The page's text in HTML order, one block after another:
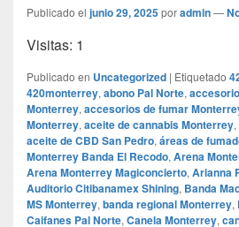
Publicado el junio 29, 2025poradmin—
Visitas: 1
Publicado en Uncategorized | Etiquetado
420monterrey, abono Pal Norte,
Monterrey, accesorios de fumar
Monterrey, aceite de cannabis Monterrey,
aceite de CBD San Pedro, áreas de
Monterrey Banda El Recodo, Arena
Arena Monterrey Magiconcierto, Arianna
Auditorio Citibanamex Shining, Banda
MS Monterrey, banda regional Monterrey,
Caifanes Pal Norte, Canela Monterrey,